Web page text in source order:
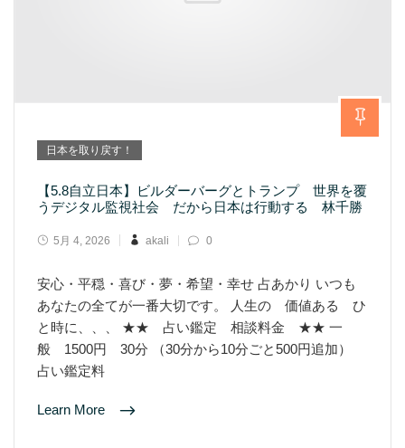
日本を取り戻す！
【5.8自立日本】ビルダーバーグとトランプ 世界を覆
うデジタル監視社会 だから日本は行動する 林千勝
5月 4, 2026 akali 0
安心・平穏・喜び・夢・希望・幸せ 占あかり いつも
あなたの全てが一番大切です。 人生の 価値ある ひ
と時に、、、 ★★ 占い鑑定 相談料金 ★★ 一
般 1500円 30分 （30分から10分ごと500円追加）
占い鑑定料
Learn More